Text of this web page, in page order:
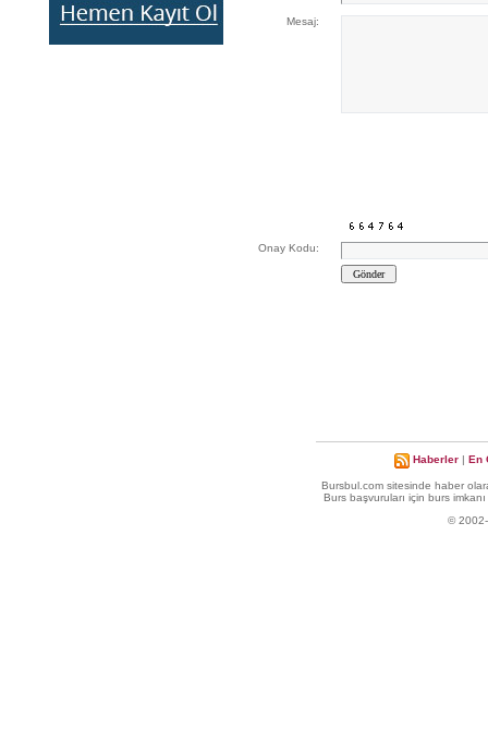
Mesaj:
Onay Kodu:
Haberler | En
Bursbul.com sitesinde haber
Burs başvuruları için burs
© 2002-